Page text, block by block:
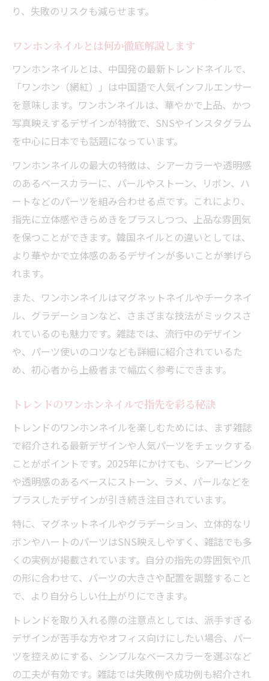
雑誌掲載のワンホンネイルやり方を詳しく
シンプルなワンホンネイルで大人可愛く決める
大人可愛いシンプルなワンホンネイルの魅
力
雑誌で学ぶシンプルワンホンネイルの作り
方
イント
オフィスにも合うワンホンネイルデザイン
を紹介
ワンホンネイル雑誌で知るシンプル美のコ
ツ
ン術
スクエアやポイント型に合う雑誌おすすめ
ワンホンネイル雑誌で分かる爪の形選びの
一番綺麗に見える爪の形とワンホンネイル
特集
マグネットで作るトレンド感たっぷりのネイル
術
ワンホンネイル雑誌で話題のマグネットデ
ザイン
マグネットワンホンネイルのやり方を解説
トレンド感あふれるマグネットワンホンネ
イル魅力
雑誌で知るマグネット活用ワンホンネイル
アイデア
キラキラ感が際立つワンホンネイルのコツ
り、失敗のリスクも減らせます。
ワンホンネイルとは何か徹底解説します
ワンホンネイルとは、中国発の最新トレンドネイルで、
「ワンホン（網紅）」は中国語で人気インフルエンサー
を意味します。ワンホンネイルは、華やかで上品、かつ
写真映えするデザインが特徴で、SNSやインスタグラム
を中心に日本でも話題になっています。
ワンホンネイルの最大の特徴は、シアーカラーや透明感
のあるベースカラーに、パールやストーン、リボン、ハ
ートなどのパーツを組み合わせる点です。これにより、
指先に立体感やきらめきをプラスしつつ、上品な雰囲気
を保つことができます。韓国ネイルとの違いとしては、
より華やかで立体感のあるデザインが多いことが挙げら
れます。
また、ワンホンネイルはマグネットネイルやチークネイ
ル、グラデーションなど、さまざまな技法がミックスさ
れているのも魅力です。雑誌では、流行中のデザイン
や、パーツ使いのコツなども詳細に紹介されているた
め、初心者から上級者まで幅広く参考にできます。
トレンドのワンホンネイルで指先を彩る秘訣
トレンドのワンホンネイルを楽しむためには、まず雑誌
で紹介される最新デザインや人気パーツをチェックする
ことがポイントです。2025年にかけても、シアーピンク
や透明感のあるベースにストーン、ラメ、パールなどを
プラスしたデザインが引き続き注目されています。
特に、マグネットネイルやグラデーション、立体的なリ
ボンやハートのパーツはSNS映えしやすく、雑誌でも多
くの実例が掲載されています。自分の指先の雰囲気や爪
の形に合わせて、パーツの大きさや配置を調整すること
で、より自分らしい仕上がりにできます。
トレンドを取り入れる際の注意点としては、派手すぎる
デザインが苦手な方やオフィス向けにしたい場合、パー
ツを控えめにする、シンプルなベースカラーを選ぶなど
の工夫が有効です。雑誌では失敗例や成功例も紹介され